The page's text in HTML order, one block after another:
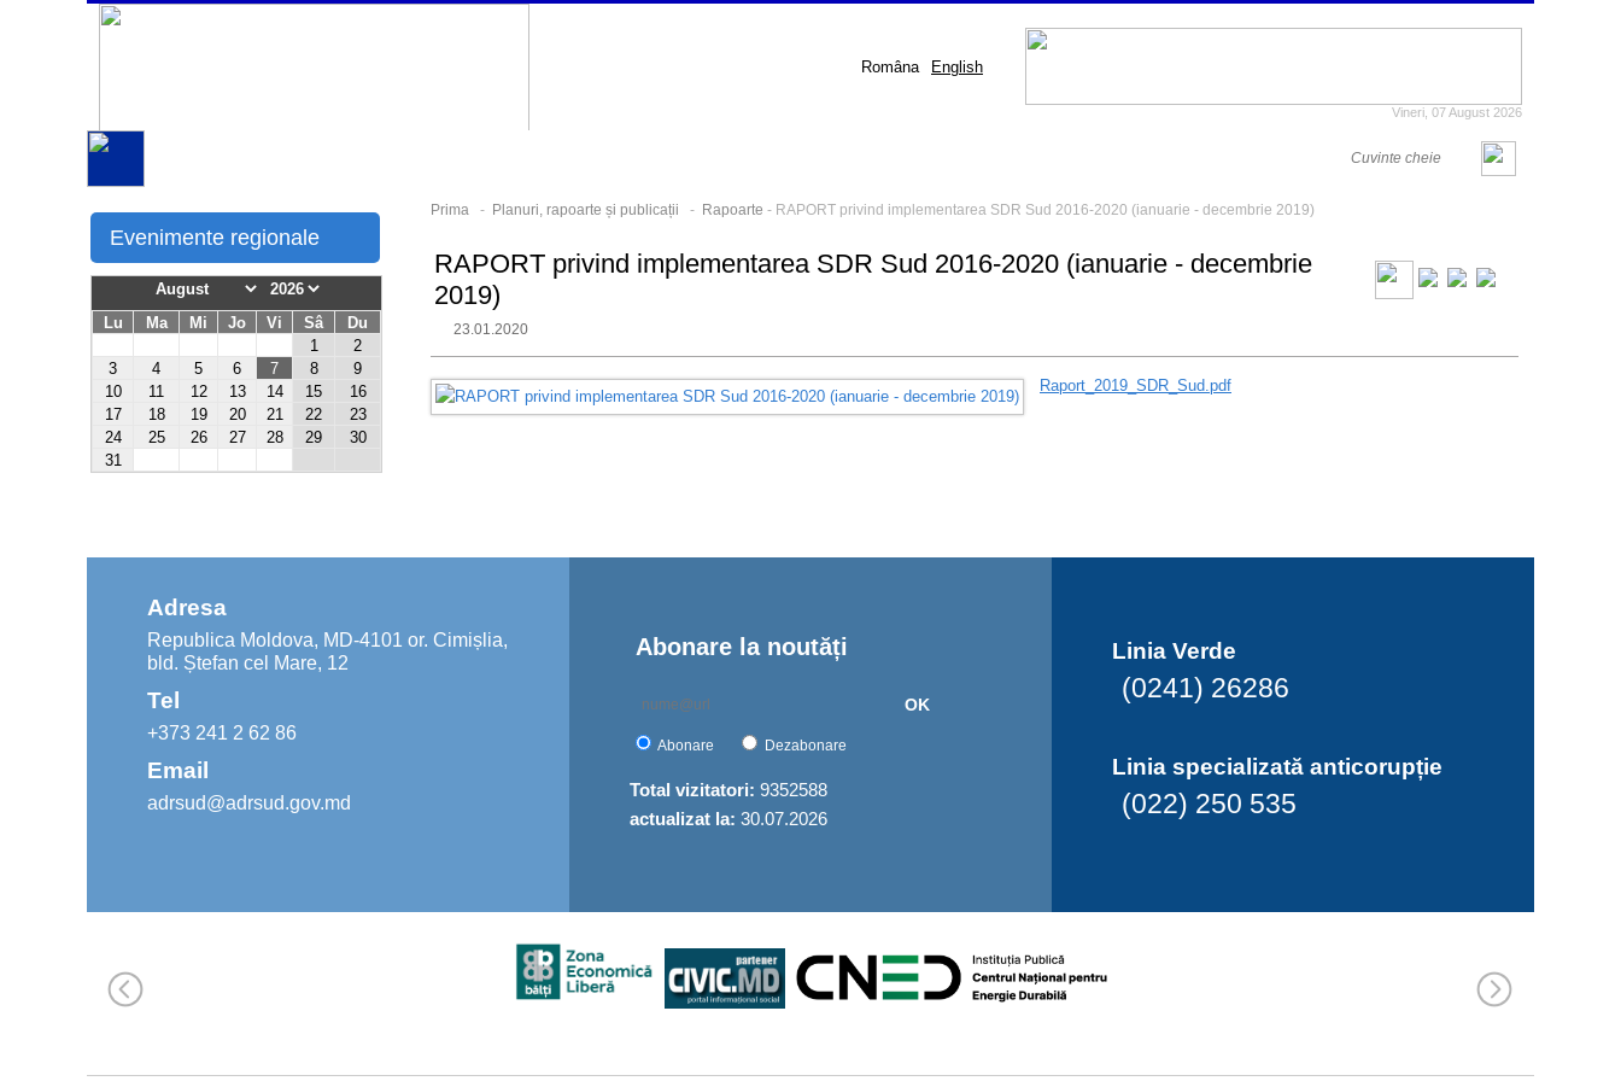
Româna English
Vineri, 07 August 2026
Evenimente regionale
Lu Ma Mi Jo Vi Sâ
Du
1
2
3
4 5 6 7 8
9
10
11 12 13 14 15
16
17
18 19 20 21 22
23
24
25 26 27 28 29
30
31
Prima - Planuri, rapoarte și publicații - Rapoarte - RAPORT privind implementarea SDR Sud 2016-2020 (ianuarie - decembrie 2019)
RAPORT privind implementarea SDR Sud 2016-2020 (ianuarie - decembrie
2019)
23.01.2020
Raport_2019_SDR_Sud.pdf
Adresa
Republica Moldova, MD-4101 or. Cimișlia,
bld. Ștefan cel Mare, 12
Tel
+373 241 2 62 86
Email
adrsud@adrsud.gov.md
Abonare la noutăți
OK
Abonare Dezabonare
Total vizitatori: 9352588
actualizat la: 30.07.2026
Linia Verde
(0241) 26286
Linia specializată anticorupție
(022) 250 535